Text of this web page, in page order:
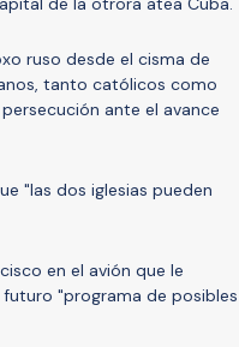
ruso desde el cisma de
tanto católicos como
ante el avance
"las dos iglesias pueden
en el avión que le
"programa de posibles